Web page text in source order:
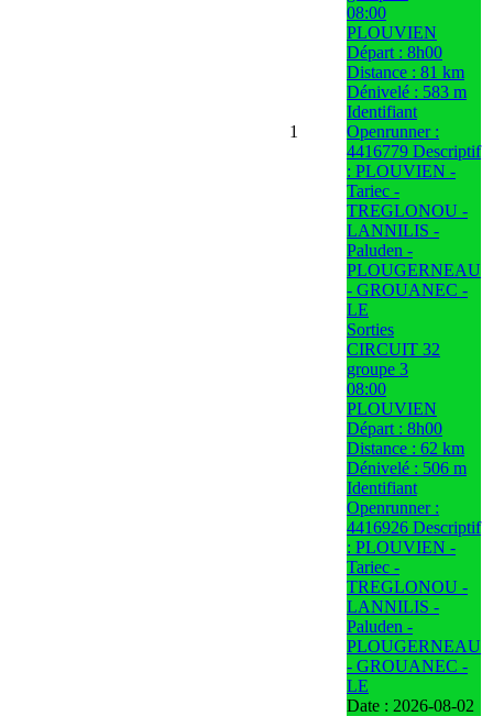
1
08:00
PLOUVIEN
Départ : 8h00
Distance : 81 km
Dénivelé : 583 m
Identifiant
Openrunner :
4416779 Descriptif
: PLOUVIEN -
Tariec -
TREGLONOU -
LANNILIS -
Paluden -
PLOUGERNEAU
- GROUANEC -
LE
Sorties
CIRCUIT 32
groupe 3
08:00
PLOUVIEN
Départ : 8h00
Distance : 62 km
Dénivelé : 506 m
Identifiant
Openrunner :
4416926 Descriptif
: PLOUVIEN -
Tariec -
TREGLONOU -
LANNILIS -
Paluden -
PLOUGERNEAU
- GROUANEC -
LE
Date : 2026-08-02